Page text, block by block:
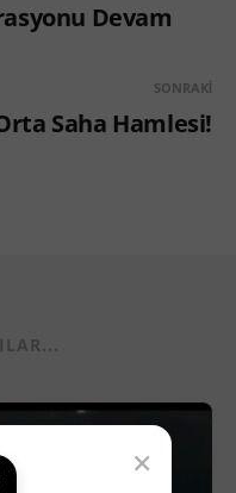
Devam
SONRAKI
Saha Hamlesi!
Yeni Aday!
×